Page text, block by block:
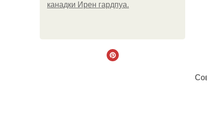
канадки Ирен гардпуа.